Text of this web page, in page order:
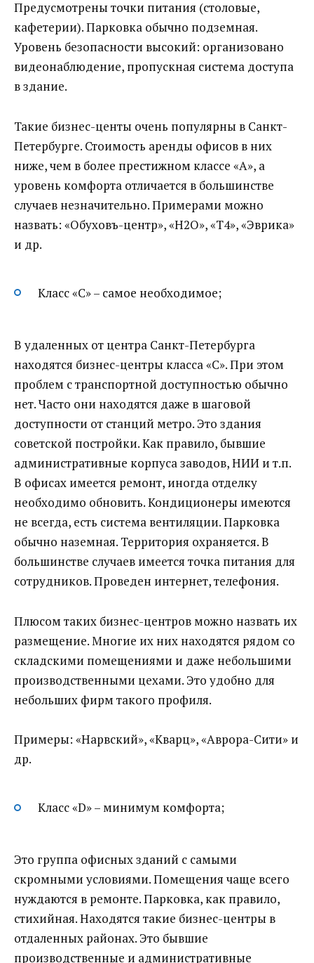
Предусмотрены точки питания (столовые,
кафетерии). Парковка обычно подземная.
Уровень безопасности высокий: организовано
видеонаблюдение, пропускная система доступа
в здание.
Такие бизнес-центы очень популярны в Санкт-
Петербурге. Стоимость аренды офисов в них
ниже, чем в более престижном классе «А», а
уровень комфорта отличается в большинстве
случаев незначительно. Примерами можно
назвать: «Обуховъ-центр», «H2O», «Т4», «Эврика»
и др.
Класс «С» – самое необходимое;
В удаленных от центра Санкт-Петербурга
находятся бизнес-центры класса «С». При этом
проблем с транспортной доступностью обычно
нет. Часто они находятся даже в шаговой
доступности от станций метро. Это здания
советской постройки. Как правило, бывшие
административные корпуса заводов, НИИ и т.п.
В офисах имеется ремонт, иногда отделку
необходимо обновить. Кондиционеры имеются
не всегда, есть система вентиляции. Парковка
обычно наземная. Территория охраняется. В
большинстве случаев имеется точка питания для
сотрудников. Проведен интернет, телефония.
Плюсом таких бизнес-центров можно назвать их
размещение. Многие их них находятся рядом со
складскими помещениями и даже небольшими
производственными цехами. Это удобно для
небольших фирм такого профиля.
Примеры: «Нарвский», «Кварц», «Аврора-Сити» и
др.
Класс «D» – минимум комфорта;
Это группа офисных зданий с самыми
скромными условиями. Помещения чаще всего
нуждаются в ремонте. Парковка, как правило,
стихийная. Находятся такие бизнес-центры в
отдаленных районах. Это бывшие
производственные и административные